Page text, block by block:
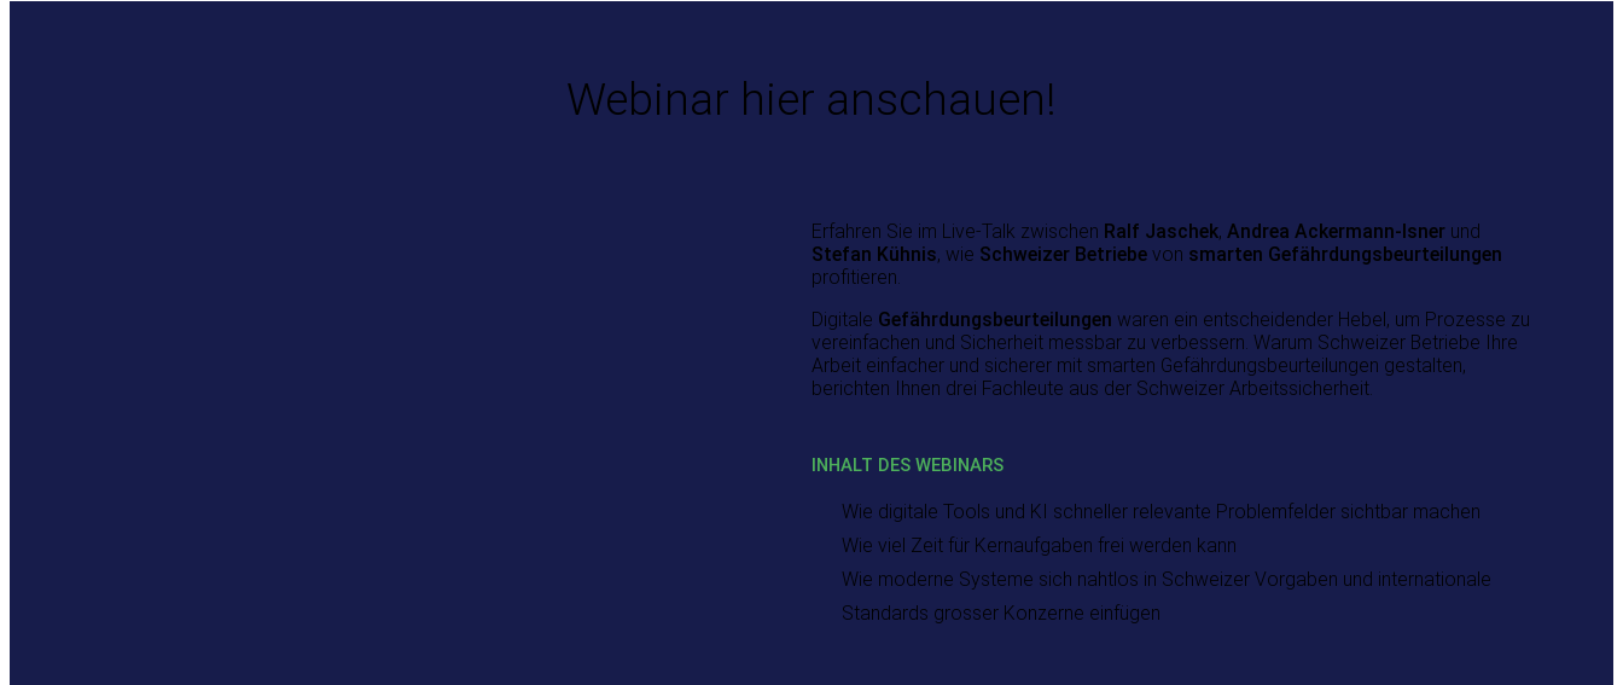
Webinar hier anschauen!
Erfahren Sie im Live-Talk zwischen Ralf Jaschek, Andrea Ackermann-Isner und
Stefan Kühnis, wie Schweizer Betriebe von smarten Gefährdungsbeurteilungen
profitieren.
Digitale Gefährdungsbeurteilungen waren ein entscheidender Hebel, um Prozesse zu
vereinfachen und Sicherheit messbar zu verbessern. Warum Schweizer Betriebe Ihre
Arbeit einfacher und sicherer mit smarten Gefährdungsbeurteilungen gestalten,
berichten Ihnen drei Fachleute aus der Schweizer Arbeitssicherheit.
INHALT DES WEBINARS
Wie digitale Tools und KI schneller relevante Problemfelder sichtbar machen
Wie viel Zeit für Kernaufgaben frei werden kann
Wie moderne Systeme sich nahtlos in Schweizer Vorgaben und internationale
Standards grosser Konzerne einfügen